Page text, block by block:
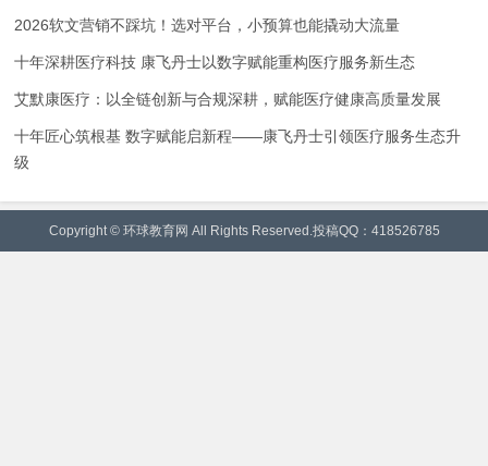
2026软文营销不踩坑！选对平台，小预算也能撬动大流量
十年深耕医疗科技 康飞丹士以数字赋能重构医疗服务新生态
艾默康医疗：以全链创新与合规深耕，赋能医疗健康高质量发展
十年匠心筑根基 数字赋能启新程——康飞丹士引领医疗服务生态升
级
Copyright © 环球教育网 All Rights Reserved.投稿QQ：418526785